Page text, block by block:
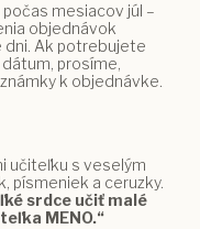
mesiacov júl –
objednávok
dni. Ak potrebujete
prosíme,
k objednávke.
učiteľku s veselým
písmeniek a ceruzky.
srdce učiť malé
MENO.“